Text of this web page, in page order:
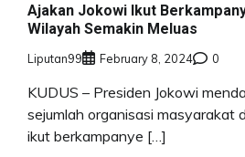
Ajakan Jokowi Ikut
Wilayah Semakin Meluas
Liputan99 February 8, 2024 0
KUDUS – Presiden Jokowi
sejumlah organisasi masyarakat
ikut berkampanye […]